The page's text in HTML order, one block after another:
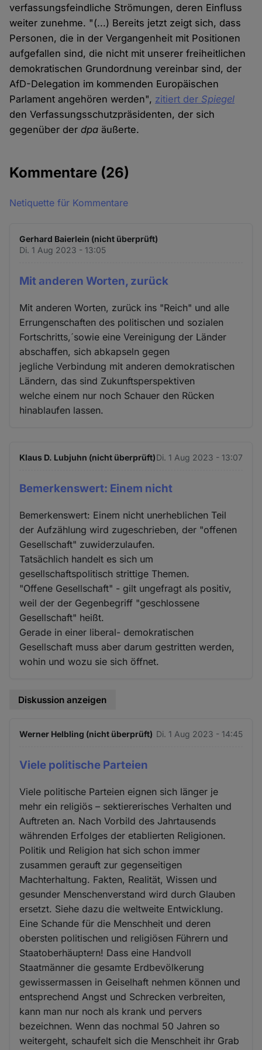
verfassungsfeindliche Strömungen, deren Einfluss
weiter zunehme. "(...) Bereits jetzt zeigt sich, dass
Personen, die in der Vergangenheit mit Positionen
aufgefallen sind, die nicht mit unserer freiheitlichen
demokratischen Grundordnung vereinbar sind, der
AfD-Delegation im kommenden Europäischen
Parlament angehören werden", zitiert der Spiegel
den Verfassungsschutzpräsidenten, der sich
gegenüber derdpa äußerte.
Kommentare (26)
Netiquette für Kommentare
Gerhard Baierlein (nicht überprüft)
Di. 1 Aug 2023 - 13:05
Mit anderen Worten, zurück
Mit anderen Worten, zurück ins "Reich" und alle
Errungenschaften des politischen und sozialen
Fortschritts,´sowie eine Vereinigung der Länder
abschaffen, sich abkapseln gegen
jegliche Verbindung mit anderen demokratischen
Ländern, das sind Zukunftsperspektiven
welche einem nur noch Schauer den Rücken
hinablaufen lassen.
Klaus D. Lubjuhn (nicht überprüft)Di. 1 Aug 2023 - 13:07
Bemerkenswert: Einem nicht
Bemerkenswert: Einem nicht unerheblichen Teil
der Aufzählung wird zugeschrieben, der "offenen
Gesellschaft" zuwiderzulaufen.
Tatsächlich handelt es sich um
gesellschaftspolitisch strittige Themen.
"Offene Gesellschaft" - gilt ungefragt als positiv,
weil der der Gegenbegriff "geschlossene
Gesellschaft" heißt.
Gerade in einer liberal- demokratischen
Gesellschaft muss aber darum gestritten werden,
wohin und wozu sie sich öffnet.
Diskussion anzeigen
Werner Helbling (nicht überprüft) Di. 1 Aug 2023 - 14:45
Viele politische Parteien
Viele politische Parteien eignen sich länger je
mehr ein religiös – sektiererisches Verhalten und
Auftreten an. Nach Vorbild des Jahrtausends
währenden Erfolges der etablierten Religionen.
Politik und Religion hat sich schon immer
zusammen gerauft zur gegenseitigen
Machterhaltung. Fakten, Realität, Wissen und
gesunder Menschenverstand wird durch Glauben
ersetzt. Siehe dazu die weltweite Entwicklung.
Eine Schande für die Menschheit und deren
obersten politischen und religiösen Führern und
Staatoberhäuptern! Dass eine Handvoll
Staatmänner die gesamte Erdbevölkerung
gewissermassen in Geiselhaft nehmen können und
entsprechend Angst und Schrecken verbreiten,
kann man nur noch als krank und pervers
bezeichnen. Wenn das nochmal 50 Jahren so
weitergeht, schaufelt sich die Menschheit ihr Grab